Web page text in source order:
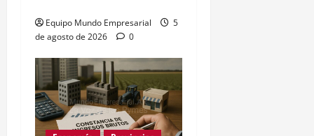
Equipo Mundo Empresarial
5
de agosto de 2026
0